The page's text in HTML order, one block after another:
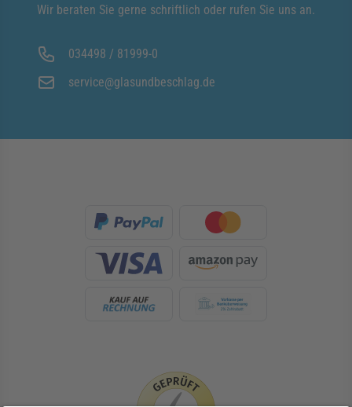
Wir beraten Sie gerne schriftlich oder rufen Sie uns an.
034498 / 81999-0
service@glasundbeschlag.de